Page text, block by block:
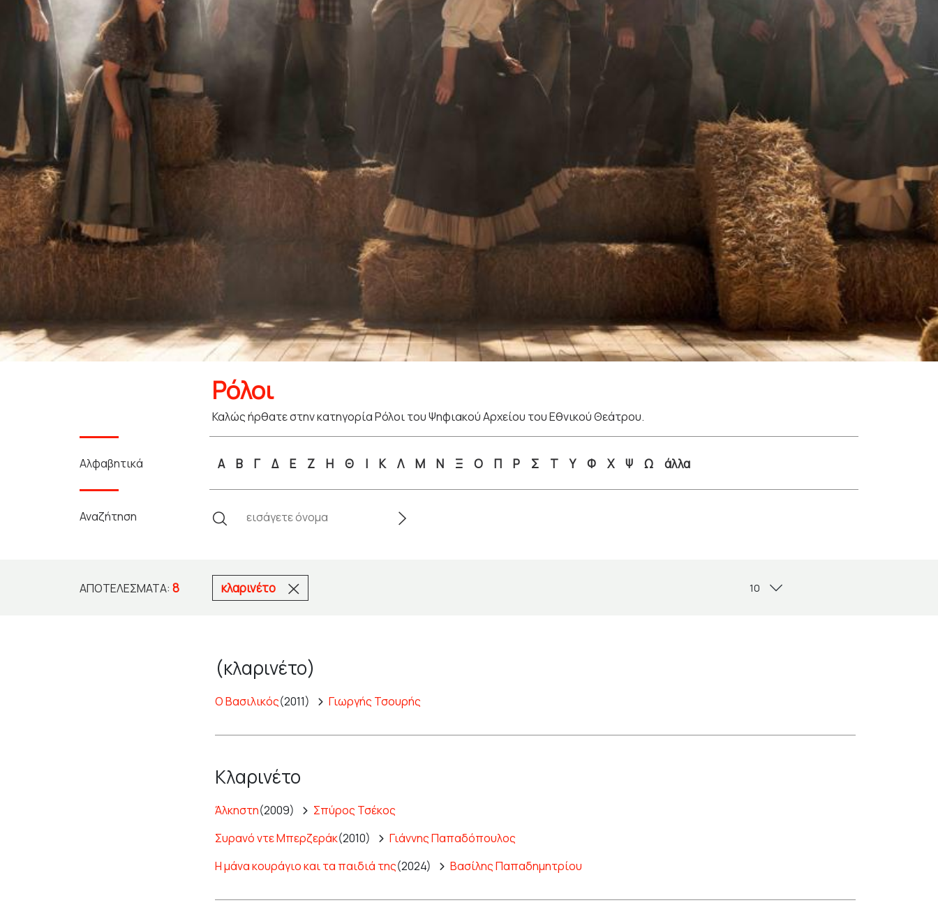
Ρόλοι
Καλώς ήρθατε στην κατηγορία Ρόλοι του Ψηφιακού Αρχείου του Εθνικού Θεάτρου.
Αλφαβητικά Α Β Γ Δ Ε Ζ Η Θ Ι Κ Λ Μ Ν Ξ Ο Π Ρ Σ Τ Υ Φ Χ Ψ Ω άλλα
Αναζήτηση
ΑΠΟΤΕΛΈΣΜΑΤΑ: 8 κλαρινέτο
(κλαρινέτο)
Ο Βασιλικός(2011) Γιωργής Τσουρής
Κλαρινέτο
Άλκηστη(2009)
Σπύρος Τσέκος
Συρανό ντε Μπερζεράκ(2010)
Γιάννης Παπαδόπουλος
Η μάνα κουράγιο και τα παιδιά της(2024) Βασίλης Παπαδημητρίου